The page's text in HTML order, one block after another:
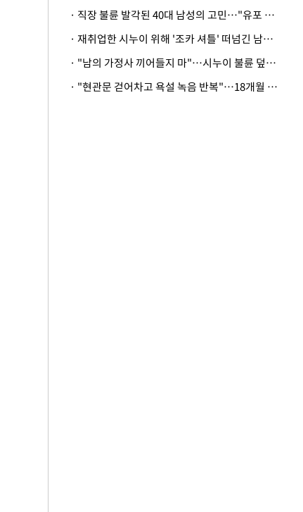
· 직장 불륜 발각된 40대 남성의 고민…"유포 동료 명예훼손·협박죄 고소 가능할까"
· 재취업한 시누이 위해 '조카 셔틀' 떠넘긴 남편…아내 "난 못한다"
· "남의 가정사 끼어들지 마"…시누이 불륜 덮으려는 남편에 억울한 아내
· "현관문 걷어차고 욕설 녹음 반복"…18개월 아기 키우는 집 뒤흔든 '앞집의 비극'